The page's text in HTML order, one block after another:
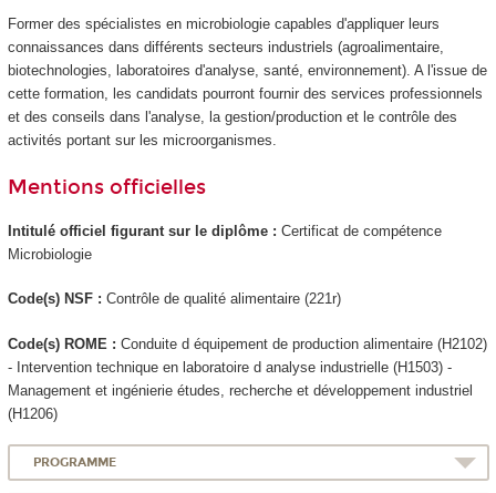
Former des spécialistes en microbiologie capables d'appliquer leurs
connaissances dans différents secteurs industriels (agroalimentaire,
biotechnologies, laboratoires d'analyse, santé, environnement). A l'issue de
cette formation, les candidats pourront fournir des services professionnels
et des conseils dans l'analyse, la gestion/production et le contrôle des
activités portant sur les microorganismes.
Mentions officielles
Intitulé officiel figurant sur le diplôme : Certificat de compétence
Microbiologie
Code(s) NSF : Contrôle de qualité alimentaire (221r)
Code(s) ROME : Conduite d équipement de production alimentaire (H2102)
- Intervention technique en laboratoire d analyse industrielle (H1503) -
Management et ingénierie études, recherche et développement industriel
(H1206)
PROGRAMME